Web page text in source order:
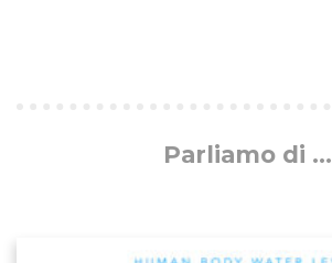
Parliamo di ...